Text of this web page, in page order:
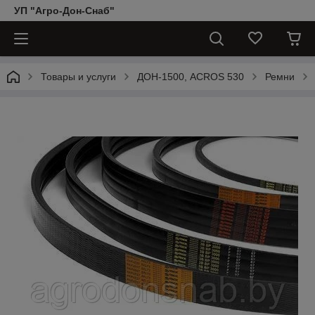
УП "Агро-Дон-Снаб"
Товары и услуги ДОН-1500, АCROS 530 Ремни